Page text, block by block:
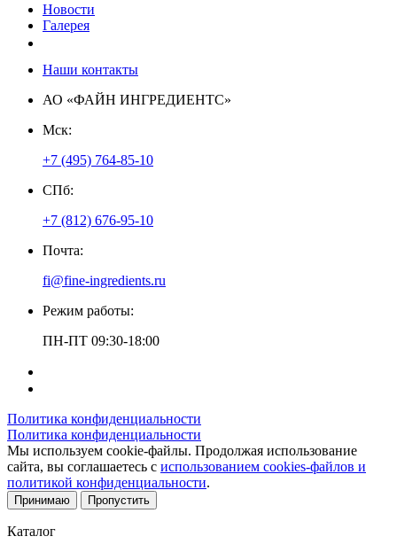
Новости
Галерея
Наши контакты
АО «ФАЙН ИНГРЕДИЕНТС»
Мск:
+7 (495) 764-85-10
СПб:
+7 (812) 676-95-10
Почта:
fi@fine-ingredients.ru
Режим работы:
ПН-ПТ 09:30-18:00
Политика конфиденциальности
Политика конфиденциальности
Мы используем cookie-файлы. Продолжая использование
сайта, вы соглашаетесь с использованием cookies-файлов и
политикой конфиденциальности.
Принимаю Пропустить
Каталог